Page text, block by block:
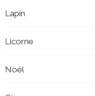
Lapin
Licorne
Noël